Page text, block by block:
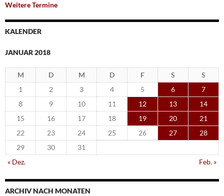
Weitere Termine
KALENDER
JANUAR 2018
M D M D F S
S
1
2 3 4 5 6
7
8
9 10 11 12 13
14
15
16 17 18 19 20
21
22
23 24 25 26 27
28
29
30
31
« Dez.
Feb. »
ARCHIV NACH MONATEN